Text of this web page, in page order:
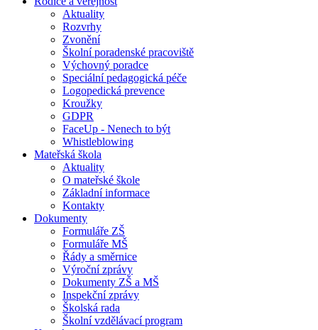
Aktuality
Rozvrhy
Zvonění
Školní poradenské pracoviště
Výchovný poradce
Speciální pedagogická péče
Logopedická prevence
Kroužky
GDPR
FaceUp - Nenech to být
Whistleblowing
Mateřská škola
Aktuality
O mateřské škole
Základní informace
Kontakty
Dokumenty
Formuláře ZŠ
Formuláře MŠ
Řády a směrnice
Výroční zprávy
Dokumenty ZŠ a MŠ
Inspekční zprávy
Školská rada
Školní vzdělávací program